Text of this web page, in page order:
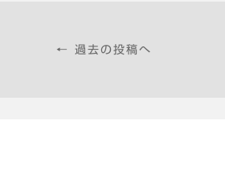
← 過去の投稿へ